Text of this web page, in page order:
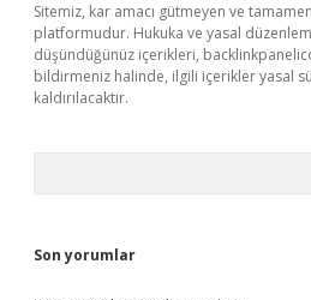
Sitemiz, kar amacı gütmeyen ve
platformudur. Hukuka ve yasal
düşündüğünüz içerikleri,
bildirmeniz halinde, ilgili içerikler yasal
kaldırılacaktır.
Son yorumlar